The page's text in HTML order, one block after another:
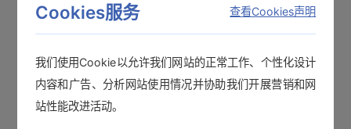
能测量间歇泄性漏电的测试仪
“PQ ONE”可以读取3196的数据吗？
Cookies服务 查看Cookies声明
我们使用Cookie以允许我们网站的正常工作、个性化设计
内容和广告、分析网站使用情况并协助我们开展营销和网
站性能改进活动。